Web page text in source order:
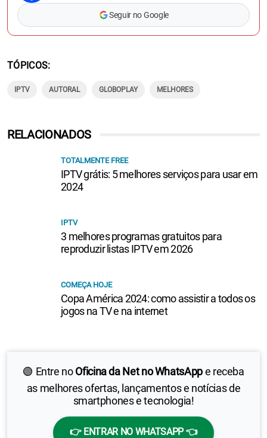
Seguir no Google
TÓPICOS
IPTV AUTORAL GLOBOPLAY MELHORES
🟢 Entre noOficina da Net no WhatsAppe receba
as melhores ofertas, lançamentos e notícias de
smartphones e tecnologia!
👉 ENTRAR NO WHATSAPP 👈
RELACIONADOS
TOTALMENTE FREE
IPTV grátis: 5 melhores serviços para usar em
2024
IPTV
3 melhores programas gratuitos para
reproduzir listas IPTV em 2026
COMEÇA HOJE
Copa América 2024: como assistir a todos os
jogos na TV e na internet